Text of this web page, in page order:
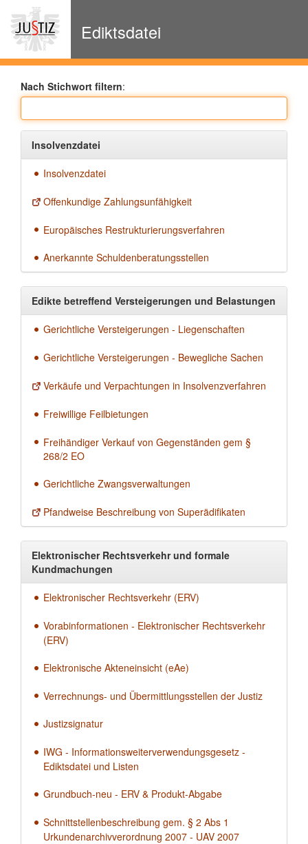
Navigation
Ediktsdatei
Nach Stichwort filtern:
Insolvenzdatei
Insolvenzdatei
Offenkundige Zahlungsunfähigkeit
Europäisches Restrukturierungsverfahren
Anerkannte Schuldenberatungsstellen
Edikte betreffend Versteigerungen und Belastungen
Gerichtliche Versteigerungen - Liegenschaften
Gerichtliche Versteigerungen - Bewegliche Sachen
Verkäufe und Verpachtungen in Insolvenzverfahren
Freiwillige Feilbietungen
Freihändiger Verkauf von Gegenständen gem §
268/2 EO
Gerichtliche Zwangsverwaltungen
Pfandweise Beschreibung von Superädifikaten
Elektronischer Rechtsverkehr und formale
Kundmachungen
Elektronischer Rechtsverkehr (ERV)
Vorabinformationen - Elektronischer Rechtsverkehr
(ERV)
Elektronische Akteneinsicht (eAe)
Verrechnungs- und Übermittlungsstellen der Justiz
Justizsignatur
IWG - Informationsweiterverwendungsgesetz -
Ediktsdatei und Listen
Grundbuch-neu - ERV & Produkt-Abgabe
Schnittstellenbeschreibung gem. § 2 Abs 1
Urkundenarchivverordnung 2007 - UAV 2007